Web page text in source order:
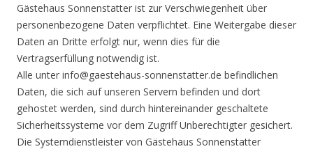
Gästehaus Sonnenstatter ist zur Verschwiegenheit über
personenbezogene Daten verpflichtet. Eine Weitergabe dieser
Daten an Dritte erfolgt nur, wenn dies für die
Vertragserfüllung notwendig ist.
Alle unter info@gaestehaus-sonnenstatter.de befindlichen
Daten, die sich auf unseren Servern befinden und dort
gehostet werden, sind durch hintereinander geschaltete
Sicherheitssysteme vor dem Zugriff Unberechtigter gesichert.
Die Systemdienstleister von Gästehaus Sonnenstatter